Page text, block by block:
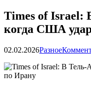
Times of Israel:
когда США
02.02.2026Разное